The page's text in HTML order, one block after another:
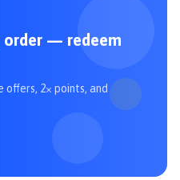
order — redeem
offers, 2× points, and